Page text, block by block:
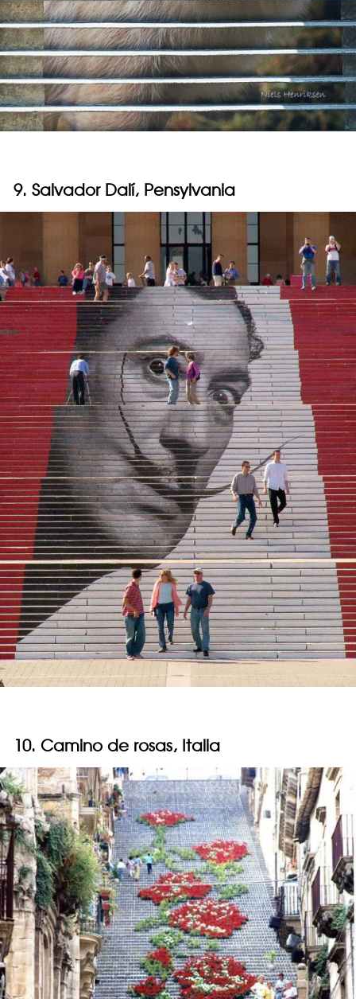
9. Salvador Dalí, Pensylvania
10. Camino de rosas, Italia